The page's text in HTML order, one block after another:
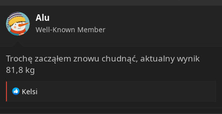
n
s
:
Alu
Well-Known Member
Trochę zacząłem znowu chudnąć, aktualny wynik
81,8 kg
R
Kelsi